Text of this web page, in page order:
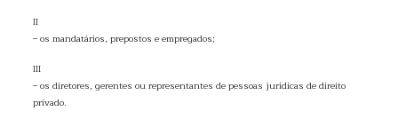
II
– os mandatários, prepostos e empregados;
III
– os diretores, gerentes ou representantes de pessoas jurídicas de direito
privado.